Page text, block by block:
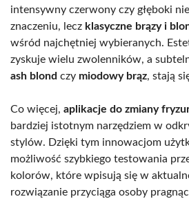
intensywny czerwony czy głęboki
znaczeniu, lecz klasyczne brązy i
wśród najchętniej wybieranych.
zyskuje wielu zwolenników, a
ash blond czy miodowy brąz, stają
Co więcej, aplikacje do zmiany
bardziej istotnym narzędziem w
stylów. Dzięki tym innowacjom
możliwość szybkiego testowania
kolorów, które wpisują się w
rozwiązanie przyciąga osoby